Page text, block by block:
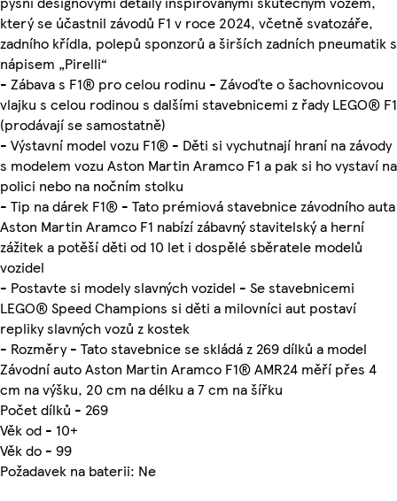
který se účastnil závodů F1 v roce 2024, včetně svatozáře,
zadního křídla, polepů sponzorů a širších zadních pneumatik s
nápisem „Pirelli“
- Zábava s F1® pro celou rodinu - Závoďte o šachovnicovou
vlajku s celou rodinou s dalšími stavebnicemi z řady LEGO® F1
(prodávají se samostatně)
- Výstavní model vozu F1® - Děti si vychutnají hraní na závody
s modelem vozu Aston Martin Aramco F1 a pak si ho vystaví na
polici nebo na nočním stolku
- Tip na dárek F1® - Tato prémiová stavebnice závodního auta
Aston Martin Aramco F1 nabízí zábavný stavitelský a herní
zážitek a potěší děti od 10 let i dospělé sběratele modelů
vozidel
- Postavte si modely slavných vozidel - Se stavebnicemi
LEGO® Speed Champions si děti a milovníci aut postaví
repliky slavných vozů z kostek
- Rozměry - Tato stavebnice se skládá z 269 dílků a model
Závodní auto Aston Martin Aramco F1® AMR24 měří přes 4
cm na výšku, 20 cm na délku a 7 cm na šířku
Počet dílků - 269
Věk od - 10+
Věk do - 99
Požadavek na baterii: Ne